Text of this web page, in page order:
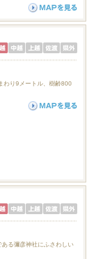
わり9メートル、樹齢800
る彌彦神社にふさわしい